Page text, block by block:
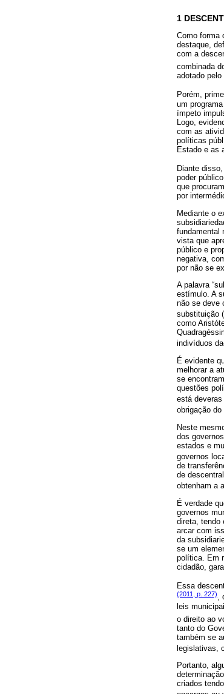
1
Como forma
destaque,
com a
combinada
adotado pelo
Porém,
um
ímpeto
Logo,
com as
políticas
Estado e as
Diante disso,
poder
que
por
Mediante o
fundamental
vista que
público e
negativa,
por não se
A palavra
estímulo. A
não se deve
substituição (
como
indivíduos
É evidente
melhorar a
se
questões
está
obrigação
Neste
dos
estados e
governos
de
de
obtenham a
É verdade
governos
direta, tendo
arcar com
da
se um
política. Em
cidadão,
Essa
(2011, p. 227),
leis
o direito ao
tanto do
também se
legislativas,
Portanto,
criados